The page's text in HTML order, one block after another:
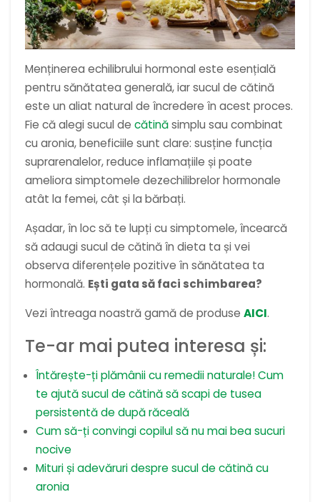
Menținerea echilibrului hormonal este esențială
pentru sănătatea generală, iar sucul de cătină
este un aliat natural de încredere în acest proces.
Fie că alegi sucul de cătinăsimplu sau combinat
cu aronia, beneficiile sunt clare: susține funcția
suprarenalelor, reduce inflamațiile și poate
ameliora simptomele dezechilibrelor hormonale
atât la femei, cât și la bărbați.
Așadar, în loc să te lupți cu simptomele, încearcă
să adaugi sucul de cătină în dieta ta și vei
observa diferențele pozitive în sănătatea ta
hormonală. Ești gata să faci schimbarea?
Vezi întreaga noastră gamă de produse AICI.
Te-ar mai putea interesa și:
Întărește-ți plămânii cu remedii naturale! Cum
te ajută sucul de cătină să scapi de tusea
persistentă de după răceală
Cum să-ți convingi copilul să nu mai bea sucuri
nocive
Mituri și adevăruri despre sucul de cătină cu
aronia